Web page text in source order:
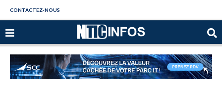
CONTACTEZ-NOUS